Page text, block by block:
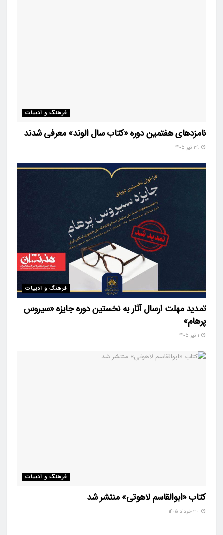
فرهنگ و ادبیات
نامزدهای هفتمین دوره «کتاب سال الوند» معرفی شدند
فرهنگ و ادبیات
تمدید مهلت ارسال آثار به نخستین دوره جایزه «سیروس
پرهام»
فرهنگ و ادبیات
کتاب «ابوالقاسم لاهوتی» منتشر شد